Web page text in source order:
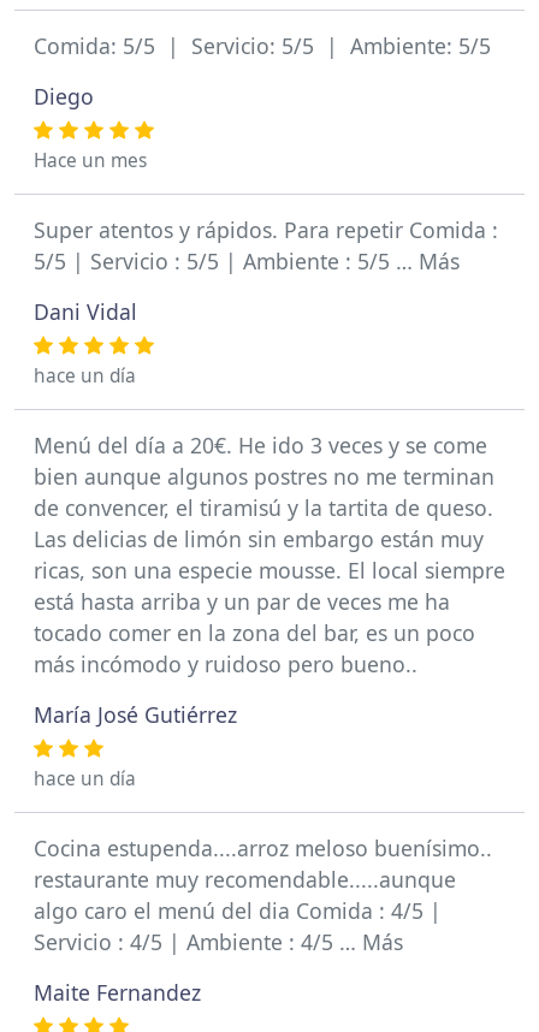
Comida: 5/5 | Servicio: 5/5 | Ambiente: 5/5
Diego
Hace un mes
Super atentos y rápidos. Para repetir Comida :
5/5 | Servicio : 5/5 | Ambiente : 5/5 … Más
Dani Vidal
hace un día
Menú del día a 20€. He ido 3 veces y se come
bien aunque algunos postres no me terminan
de convencer, el tiramisú y la tartita de queso.
Las delicias de limón sin embargo están muy
ricas, son una especie mousse. El local siempre
está hasta arriba y un par de veces me ha
tocado comer en la zona del bar, es un poco
más incómodo y ruidoso pero bueno..
María José Gutiérrez
hace un día
Cocina estupenda....arroz meloso buenísimo..
restaurante muy recomendable.....aunque
algo caro el menú del dia Comida : 4/5 |
Servicio : 4/5 | Ambiente : 4/5 … Más
Maite Fernandez